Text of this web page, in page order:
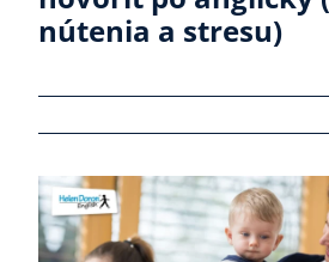
nútenia a stresu)